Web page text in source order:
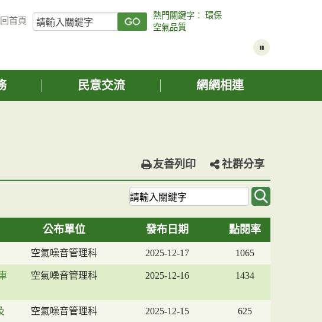
回首頁
關
鍵
詢
熱門關鍵字 ：環保
空氣品質
民意交流 網網相連
友善列印 社群分享
關
鍵
字
詢
公布單位 發布日期 點閱率
空氣噪音管理科 2025-12-17 1065
空氣噪音管理科 2025-12-16 1434
空氣噪音管理科 2025-12-15 625